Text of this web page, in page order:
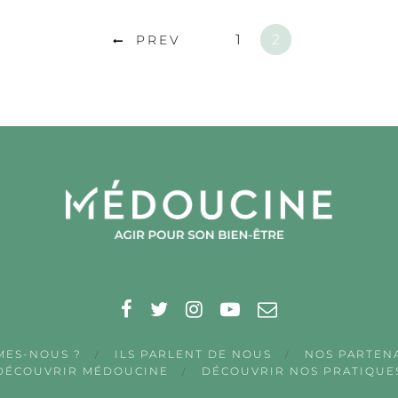
PREV 1 2
NOUS ? ILS PARLENT DE NOUS
NOS
MÉDOUCINE
DÉCOUVRIR NOS